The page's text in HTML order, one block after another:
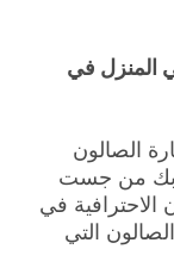
المنزل في
الصالون
من جست
الاحترافية في
التي